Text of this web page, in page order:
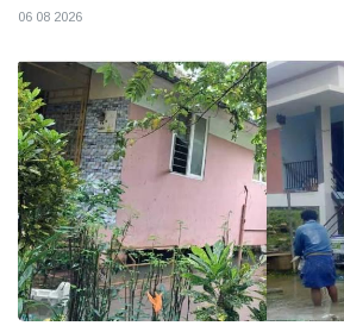
06 08 2026